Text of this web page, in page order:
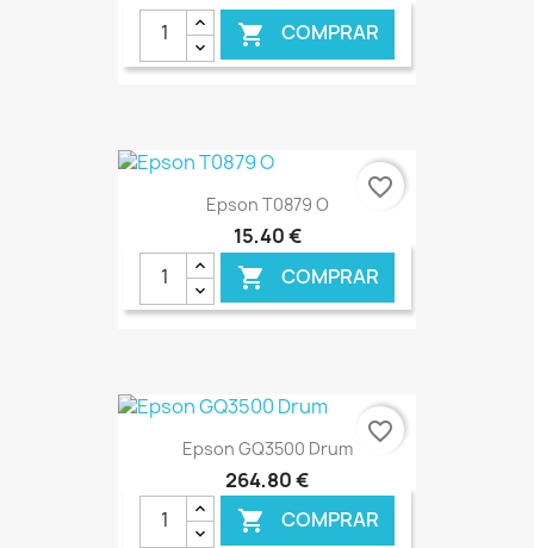
 COMPRAR
Epson T0879 O
15,40 €
 COMPRAR
€ ONLINE
favorite_border
Epson GQ3500 Drum
264,80 €
 COMPRAR
favorite_border